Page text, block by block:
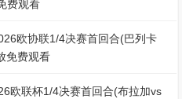
费观看
欧协联1/4决赛首回合(巴列卡
免费观看
欧联杯1/4决赛首回合(布拉加vs